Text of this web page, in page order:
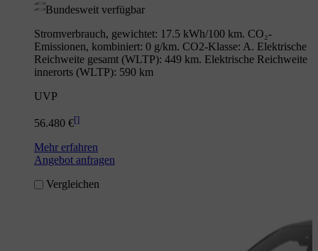
Bundesweit verfügbar
Stromverbrauch, gewichtet: 17.5 kWh/100 km. CO₂-
Emissionen, kombiniert: 0 g/km. CO2-Klasse: A. Elektrische
Reichweite gesamt (WLTP): 449 km. Elektrische Reichweite
innerorts (WLTP): 590 km
UVP
56.480 €[]
Mehr erfahren
Angebot anfragen
Vergleichen